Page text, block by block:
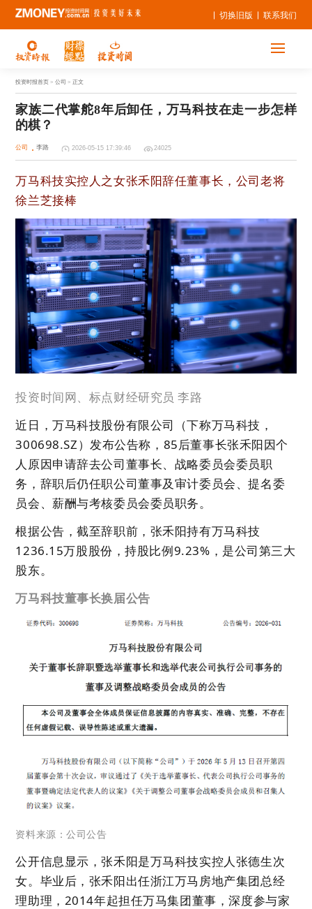
联系我们
切换旧版
投资时报首页 > 公司 > 正文
家族二代掌舵8年后卸任，万马科技在走一步怎样
的棋？
公司 李路 2026-05-15 17:39:46 24025
万马科技实控人之女张禾阳辞任董事长 ，公司老将
徐兰芝接棒
投资时间网、标点财经研究员 李路
近日，万马科技股份有限公司（下称万马科技，
300698.SZ）发布公告称，85后董事长张禾阳因个
人原因申请辞去公司董事长、战略委员会委员职
务，辞职后仍任职公司董事及审计委员会、提名委
员会、薪酬与考核委员会委员职务。
根据公告，截至辞职前，张禾阳持有万马科技
1236.15万股股份，持股比例9.23%，是公司第三大
股东。
万马科技董事长换届公告
资料来源：公司公告
公开信息显示，张禾阳是万马科技实控人张德生次
女。毕业后，张禾阳出任浙江万马房地产集团总经
理助理，2014年起担任万马集团董事，深度参与家